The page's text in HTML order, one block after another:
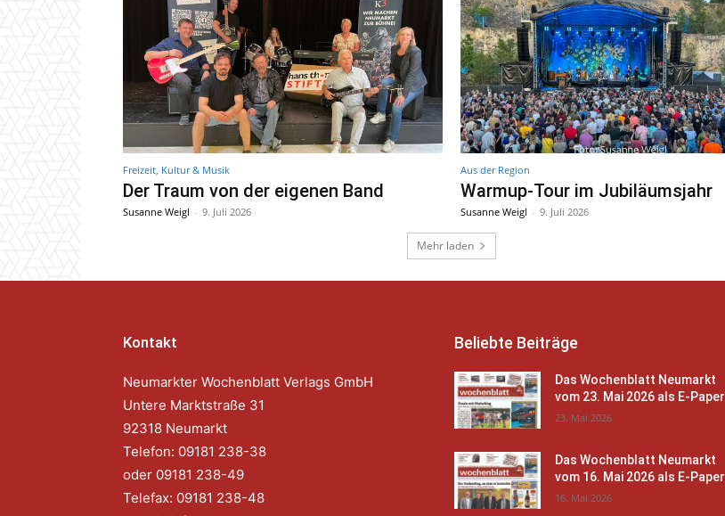
Freizeit, Kultur & Musik
Der Traum von der eigenen Band
Susanne Weigl - 9. Juli 2026
Aus der Region
Warmup-Tour im Jubiläumsjahr
Susanne Weigl - 9. Juli 2026
Mehr laden
Kontakt
Neumarkter Wochenblatt Verlags GmbH
Untere Marktstraße 31
92318 Neumarkt
Telefon: 09181 238-38
oder 09181 238-49
Telefax: 09181 238-48
Beliebte Beiträge
Das Wochenblatt Neumarkt
vom 23. Mai 2026 als E-Paper
23. Mai 2026
Das Wochenblatt Neumarkt
vom 16. Mai 2026 als E-Paper
16. Mai 2026